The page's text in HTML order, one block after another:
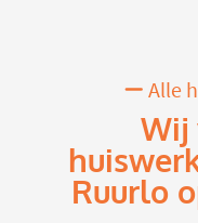
Alle
Wij
Ruurlo